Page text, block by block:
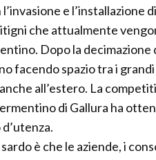
e l’installazione
che attualmente
Dopo la decimazione
facendo spazio tra i
all’estero. La
di Gallura ha
è che le aziende, i